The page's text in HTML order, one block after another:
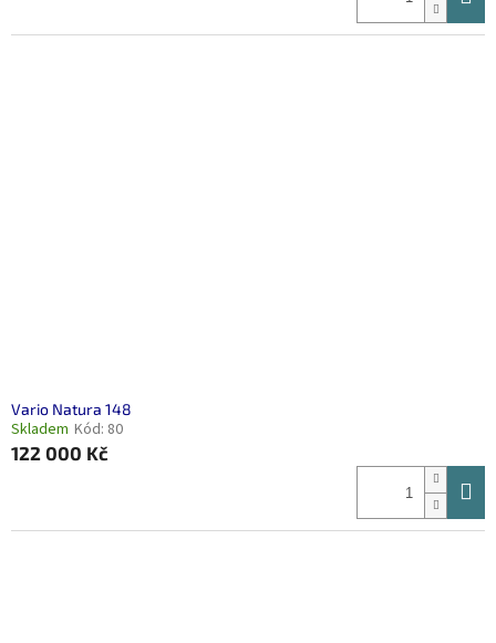
Vario Natura 148
Skladem Kód: 80
122 000 Kč